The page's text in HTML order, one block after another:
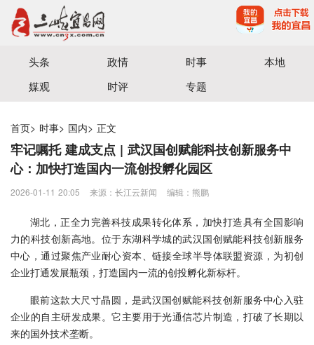
宜昌三峡融媒体中心主办
头条 政情 时事
本地
媒观
时评 专题
首页> 时事> 国内> 正文
牢记嘱托 建成支点 | 武汉国创赋能科技创新服务中
心：加快打造国内一流创投孵化园区
2026-01-11 20:05 来源：长江云新闻 编辑：熊鹏
湖北，正全力完善科技成果转化体系，加快打造具有全国影响
力的科技创新高地。位于东湖科学城的武汉国创赋能科技创新服务
中心，通过聚焦产业耐心资本、链接全球半导体联盟资源，为初创
企业打通发展瓶颈，打造国内一流的创投孵化新标杆。
眼前这款大尺寸晶圆，是武汉国创赋能科技创新服务中心入驻
企业的自主研发成果。它主要用于光通信芯片制造，打破了长期以
来的国外技术垄断。